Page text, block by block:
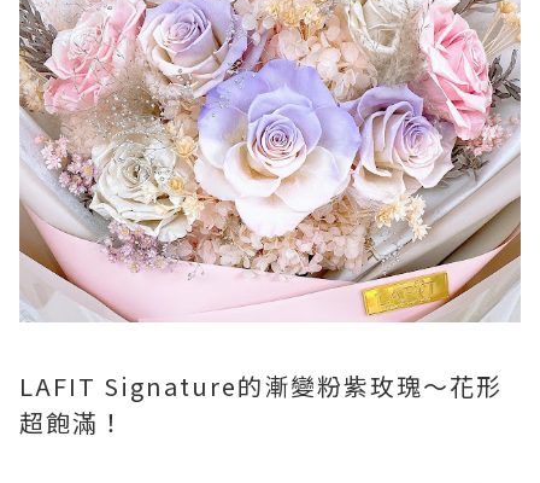
LAFIT Signature的漸變粉紫玫瑰～花形
超飽滿！